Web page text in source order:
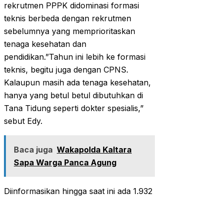
rekrutmen PPPK didominasi formasi
teknis berbeda dengan rekrutmen
sebelumnya yang memprioritaskan
tenaga kesehatan dan
pendidikan.”Tahun ini lebih ke formasi
teknis, begitu juga dengan CPNS.
Kalaupun masih ada tenaga kesehatan,
hanya yang betul betul dibutuhkan di
Tana Tidung seperti dokter spesialis,”
sebut Edy.
Baca juga Wakapolda Kaltara
Sapa Warga Panca Agung
Diinformasikan hingga saat ini ada 1.932